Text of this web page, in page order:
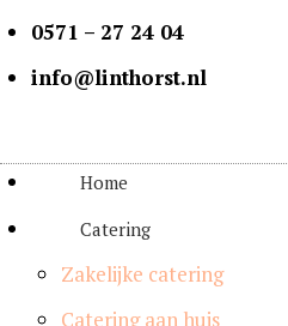
0571 – 27 24 04
info@linthorst.nl
Home
Catering
Zakelijke catering
Catering aan huis